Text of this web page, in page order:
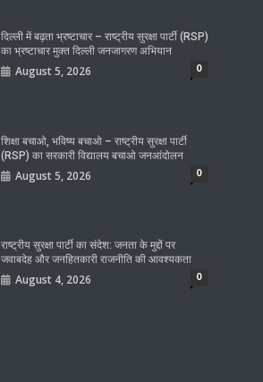
दिल्ली में बढ़ता भ्रष्टाचार – राष्ट्रीय सुरक्षा पार्टी (RSP)
का भ्रष्टाचार मुक्त दिल्ली जनजागरण अभियान
August 5, 2026 0
शिक्षा बचाओ, भविष्य बचाओ – राष्ट्रीय सुरक्षा पार्टी
(RSP) का सरकारी विद्यालय बचाओ जनआंदोलन
August 5, 2026 0
राष्ट्रीय सुरक्षा पार्टी का संदेश: जनता के मुद्दों पर
जवाबदेह और जनहितकारी राजनीति की आवश्यकता
August 4, 2026 0